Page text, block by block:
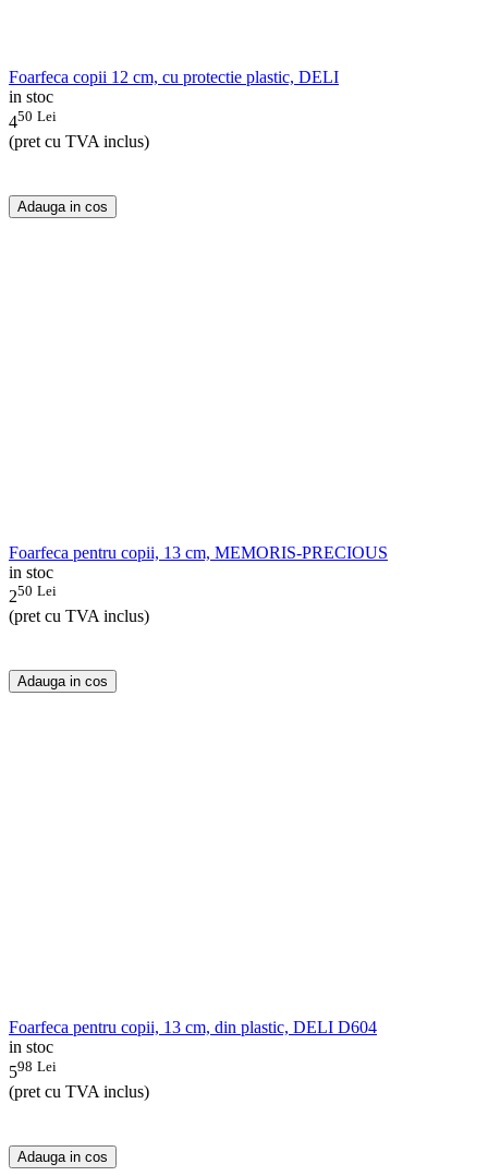
Foarfeca copii 12 cm, cu protectie plastic, DELI
in stoc
450 Lei
(pret cu TVA inclus)
Adauga in cos
Foarfeca pentru copii, 13 cm, MEMORIS-PRECIOUS
in stoc
250 Lei
(pret cu TVA inclus)
Adauga in cos
Foarfeca pentru copii, 13 cm, din plastic, DELI D604
in stoc
598 Lei
(pret cu TVA inclus)
Adauga in cos